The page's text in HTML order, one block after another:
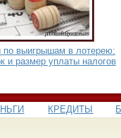
по выигрышам в лотерею:
и размер уплаты налогов
КРЕДИТЫ